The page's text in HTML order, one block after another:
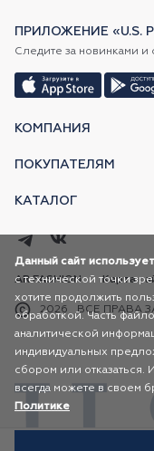
КОМПАНИЯ
ПОКУПАТЕЛЯМ
КАТАЛОГ
ПРИЛОЖЕНИЕ «U.S.
Следите за новинками и
2026 ВСЕ ПРАВА
AR FASHION Карта
Данный сайт
с технической точки
хотите продолжить
обработкой. Часть
аналитической
индивидуальных
сбором или отказаться.
всегда можете в своем
Политике